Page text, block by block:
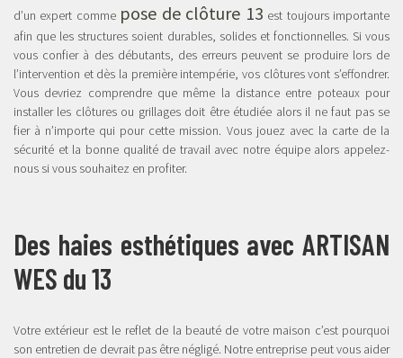
d’un expert comme pose de clôture 13 est toujours importante
afin que les structures soient durables, solides et fonctionnelles. Si vous
vous confier à des débutants, des erreurs peuvent se produire lors de
l’intervention et dès la première intempérie, vos clôtures vont s’effondrer.
Vous devriez comprendre que même la distance entre poteaux pour
installer les clôtures ou grillages doit être étudiée alors il ne faut pas se
fier à n’importe qui pour cette mission. Vous jouez avec la carte de la
sécurité et la bonne qualité de travail avec notre équipe alors appelez-
nous si vous souhaitez en profiter.
Des haies esthétiques avec ARTISAN
WES du 13
Votre extérieur est le reflet de la beauté de votre maison c’est pourquoi
son entretien de devrait pas être négligé. Notre entreprise peut vous aider